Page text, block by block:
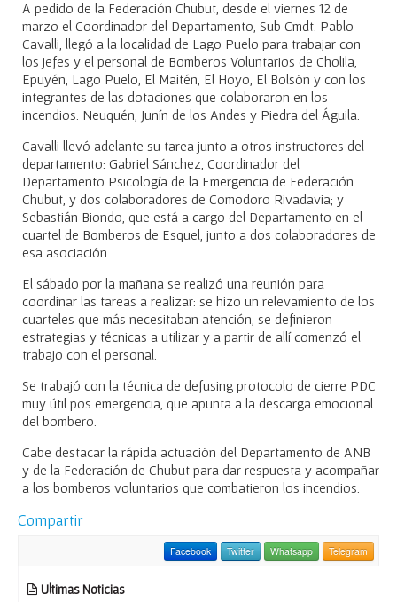
A pedido de la Federación Chubut, desde el viernes 12 de
marzo el Coordinador del Departamento, Sub Cmdt. Pablo
Cavalli, llegó a la localidad de Lago Puelo para trabajar con
los jefes y el personal de Bomberos Voluntarios de Cholila,
Epuyén, Lago Puelo, El Maitén, El Hoyo, El Bolsón y con los
integrantes de las dotaciones que colaboraron en los
incendios: Neuquén, Junín de los Andes y Piedra del Águila.
Cavalli llevó adelante su tarea junto a otros instructores del
departamento: Gabriel Sánchez, Coordinador del
Departamento Psicología de la Emergencia de Federación
Chubut, y dos colaboradores de Comodoro Rivadavia; y
Sebastián Biondo, que está a cargo del Departamento en el
cuartel de Bomberos de Esquel, junto a dos colaboradores de
esa asociación.
El sábado por la mañana se realizó una reunión para
coordinar las tareas a realizar: se hizo un relevamiento de los
cuarteles que más necesitaban atención, se definieron
estrategias y técnicas a utilizar y a partir de allí comenzó el
trabajo con el personal.
Se trabajó con la técnica de defusing protocolo de cierre PDC
muy útil pos emergencia, que apunta a la descarga emocional
del bombero.
Cabe destacar la rápida actuación del Departamento de ANB
y de la Federación de Chubut para dar respuesta y acompañar
a los bomberos voluntarios que combatieron los incendios.
Compartir
Facebook Twitter Whatsapp Telegram
Ultimas Noticias